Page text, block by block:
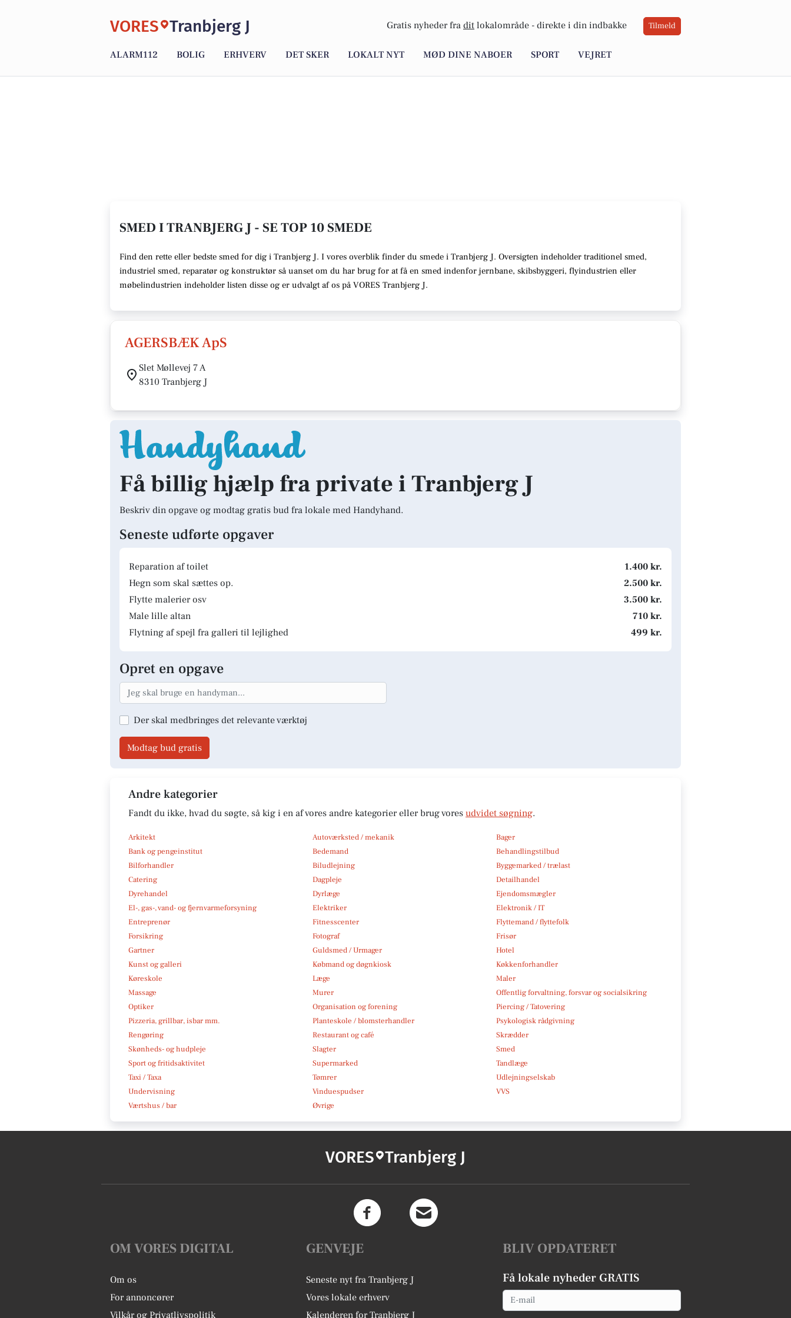
VORES Tranbjerg J Gratis nyheder fra dit lokalområde - direkte i din indbakke Tilmeld
ALARM112 BOLIG ERHVERV DET SKER LOKALT NYT MØD DINE NABOER SPORT VEJRET
SMED I TRANBJERG J - SE TOP 10 SMEDE
Find den rette eller bedste smed for dig i Tranbjerg J. I vores overblik finder du smede i Tranbjerg J. Oversigten indeholder traditionel smed,
industriel smed, reparatør og konstruktør så uanset om du har brug for at få en smed indenfor jernbane, skibsbyggeri, flyindustrien eller
møbelindustrien indeholder listen disse og er udvalgt af os på VORES Tranbjerg J.
AGERSBÆK ApS
Slet Møllevej 7 A
8310 Tranbjerg J
Få billig hjælp fra private i Tranbjerg J
Beskriv din opgave og modtag gratis bud fra lokale med Handyhand.
Seneste udførte opgaver
Reparation af toilet
1.400 kr.
Hegn som skal sættes op.
2.500 kr.
Flytte malerier osv
3.500 kr.
Male lille altan
710 kr.
Flytning af spejl fra galleri til lejlighed
499 kr.
Opret en opgave
Der skal medbringes det relevante værktøj
Modtag bud gratis
Andre kategorier
Fandt du ikke, hvad du søgte, så kig i en af vores andre kategorier eller brug vores udvidet søgning.
Arkitekt Autoværksted / mekanik
Bager
Bank og pengeinstitut
Bedemand
Behandlingstilbud
Bilforhandler
Biludlejning
Byggemarked / trælast
Catering
Dagpleje
Detailhandel
Dyrehandel
Dyrlæge
Ejendomsmægler
El-, gas-, vand- og fjernvarmeforsyning
Elektriker
Elektronik / IT
Entreprenør
Fitnesscenter
Flyttemand / flyttefolk
Forsikring
Fotograf
Frisør
Gartner
Guldsmed / Urmager
Hotel
Kunst og galleri
Købmand og døgnkiosk
Køkkenforhandler
Køreskole
Læge
Maler
Massage
Murer
Offentlig forvaltning, forsvar og socialsikring
Optiker
Organisation og forening
Piercing / Tatovering
Pizzeria, grillbar, isbar mm.
Planteskole / blomsterhandler
Psykologisk rådgivning
Rengøring
Restaurant og café
Skrædder
Skønheds- og hudpleje
Slagter
Smed
Sport og fritidsaktivitet
Supermarked
Tandlæge
Taxi / Taxa
Tømrer
Udlejningselskab
Undervisning
Vinduespudser
VVS
Værtshus / bar
Øvrige
VORES Tranbjerg J
OM VORES DIGITAL
Om os
For annoncører
Vilkår og Privatlivspolitik
GENVEJE
Seneste nyt fra Tranbjerg J
Vores lokale erhverv
Kalenderen for Tranbjerg J
BLIV OPDATERET
Få lokale nyheder GRATIS
Email